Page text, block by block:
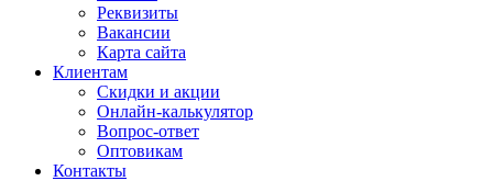
Реквизиты
Вакансии
Карта сайта
Клиентам
Скидки и акции
Онлайн-калькулятор
Вопрос-ответ
Оптовикам
Контакты